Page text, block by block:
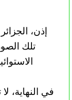
إذن،
تلك